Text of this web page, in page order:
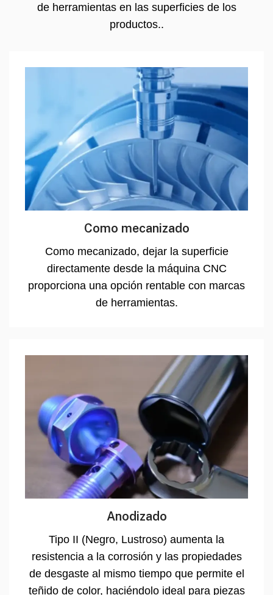
de herramientas en las superficies de los
productos..
Como mecanizado
Como mecanizado, dejar la superficie
directamente desde la máquina CNC
proporciona una opción rentable con marcas
de herramientas.
Anodizado
Tipo II (Negro, Lustroso) aumenta la
resistencia a la corrosión y las propiedades
de desgaste al mismo tiempo que permite el
teñido de color, haciéndolo ideal para piezas